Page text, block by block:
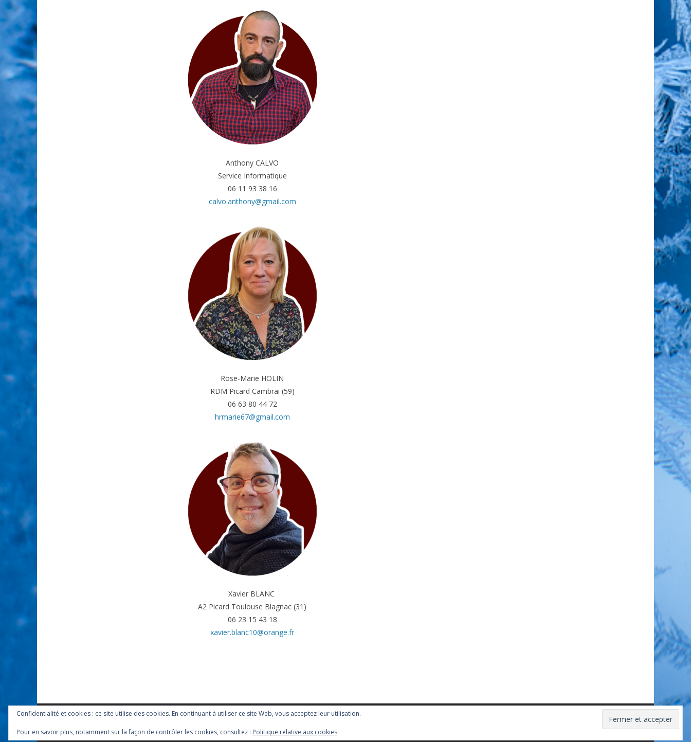
Anthony CALVO
Service Informatique
06 11 93 38 16
calvo.anthony@gmail.com
Rose-Marie HOLIN
RDM Picard Cambrai (59)
06 63 80 44 72
hrmarie67@gmail.com
Xavier BLANC
A2 Picard Toulouse Blagnac (31)
06 23 15 43 18
xavier.blanc10@orange.fr
ThemeColorMag par ThemeGrill. Propulsé parWordPress.
Confidentialité et cookies : ce site utilise des cookies. En continuant à utiliser ce site Web, vous acceptez leur utilisation.
Pour en savoir plus, notamment sur la façon de contrôler les cookies, consultez : Politique relative aux cookies